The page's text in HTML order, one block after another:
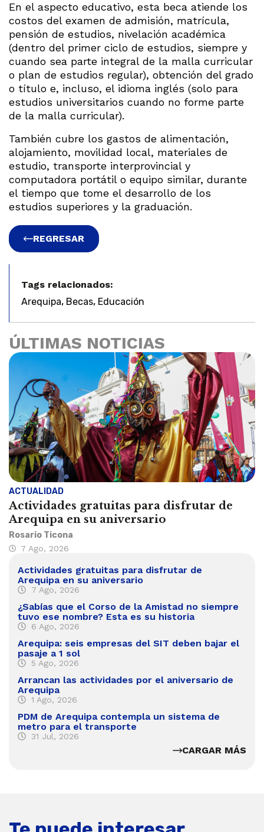
En el aspecto educativo, esta beca atiende los
costos del examen de admisión, matrícula,
pensión de estudios, nivelación académica
(dentro del primer ciclo de estudios, siempre y
cuando sea parte integral de la malla curricular
o plan de estudios regular), obtención del grado
o título e, incluso, el idioma inglés (solo para
estudios universitarios cuando no forme parte
de la malla curricular).
También cubre los gastos de alimentación,
alojamiento, movilidad local, materiales de
estudio, transporte interprovincial y
computadora portátil o equipo similar, durante
el tiempo que tome el desarrollo de los
estudios superiores y la graduación.
REGRESAR
Tags relacionados:
Arequipa, Becas, Educación
ÚLTIMAS NOTICIAS
ACTUALIDAD
Actividades gratuitas para disfrutar de
Arequipa en su aniversario
Rosario Ticona
7 Ago, 2026
Actividades gratuitas para disfrutar de
Arequipa en su aniversario
7 Ago, 2026
¿Sabías que el Corso de la Amistad no siempre
tuvo ese nombre? Esta es su historia
6 Ago, 2026
Arequipa: seis empresas del SIT deben bajar el
pasaje a 1 sol
5 Ago, 2026
Arrancan las actividades por el aniversario de
Arequipa
1 Ago, 2026
PDM de Arequipa contempla un sistema de
metro para el transporte
31 Jul, 2026
CARGAR MÁS